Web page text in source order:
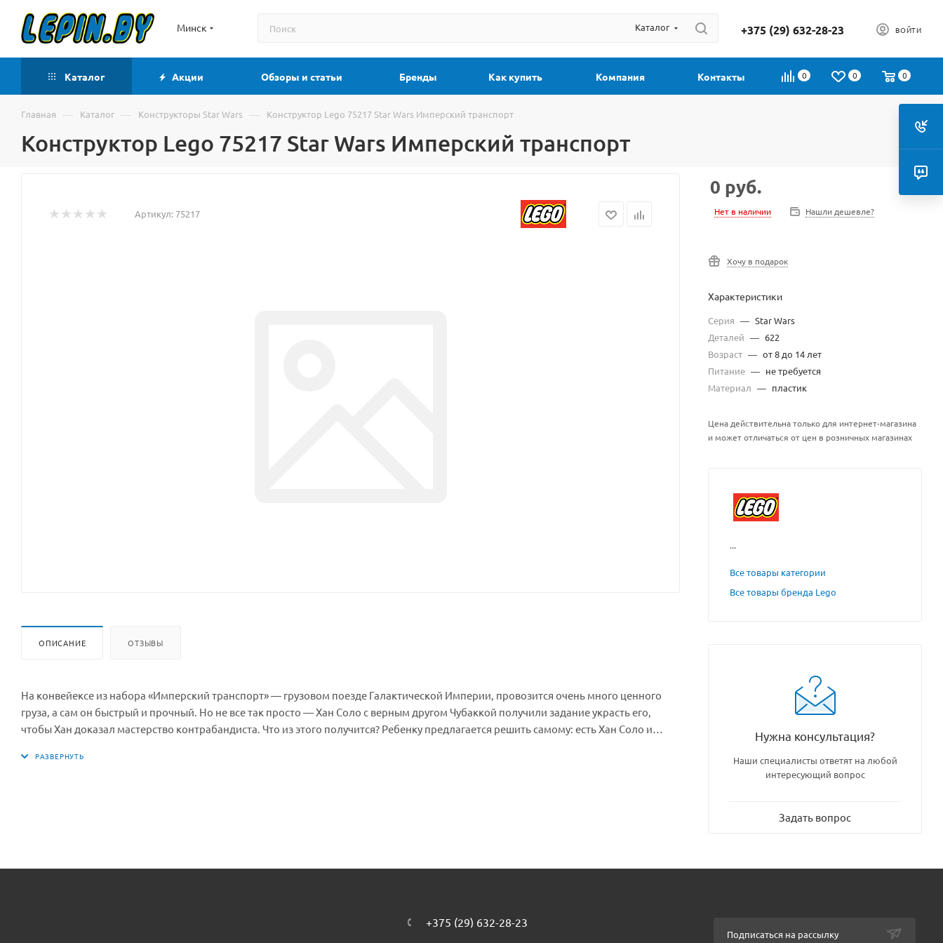
Минск Каталог +375 (29) 632-28-23 ВОЙТИ
0 0 0
Каталог Акции Обзоры и статьи Бренды Как купить Компания Контакты
Главная — Каталог — Конструкторы Star Wars — Конструктор Lego 75217 Star Wars Имперский транспорт
Конструктор Lego 75217 Star Wars Имперский транспорт
Артикул: 75217
ОПИСАНИЕ ОТЗЫВЫ
На конвейексе из набора «Имперский транспорт» — грузовом поезде Галактической Империи, провозится очень много ценного
груза, а сам он быстрый и прочный. Но не все так просто — Хан Соло с верным другом Чубаккой получили задание украсть его,
чтобы Хан доказал мастерство контрабандиста. Что из этого получится? Ребенку предлагается решить самому: есть Хан Соло и
триумфатором в этой битве!— Стенки вагона поднимаются вверх с обеих сторон, открывая внутреннее наполнение. — Внутри
0 руб.
Нет в наличии Нашли дешевле?
Хочу в подарок
Характеристики
Серия — Star Wars
Деталей — 622
Возраст — от 8 до 14 лет
Питание — не требуется
Материал — пластик
Цена действительна только для интернет-магазина
и может отличаться от цен в розничных магазинах
...
Все товары категории
Все товары бренда Lego
Нужна консультация?
Наши специалисты ответят на любой
интересующий вопрос
Задать вопрос
+375 (29) 632-28-23
Подписаться на рассылку